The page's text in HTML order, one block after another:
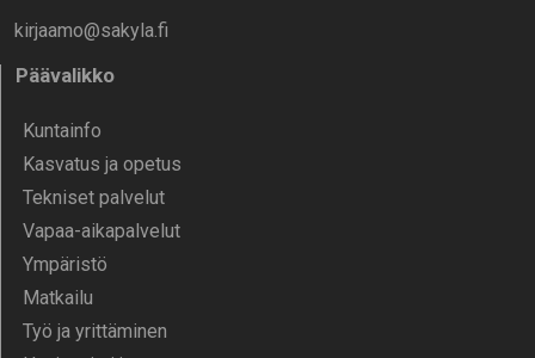
kirjaamo@sakyla.fi
Päävalikko
Kunta­info
Kasvatus ja opetus
Tekniset palvelut
Vapaa-aika­palvelut
Ympä­ristö
Mat­kailu
Työ ja yrittä­minen